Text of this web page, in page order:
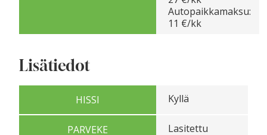
Autopaikkamaksu:
11 €/kk
Lisätiedot
HISSI Kyllä
PARVEKE
Lasitettu